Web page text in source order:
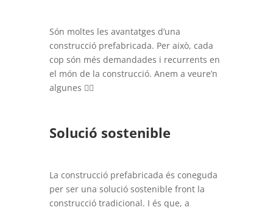
Són moltes les avantatges d’una
construcció prefabricada. Per això, cada
cop són més demandades i recurrents en
el món de la construcció. Anem a veure’n
algunes 👇🏻
Solució sostenible
La construcció prefabricada és coneguda
per ser una solució sostenible front la
construcció tradicional. I és que, a